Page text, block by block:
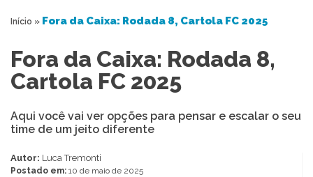
Início » Fora da Caixa: Rodada 8, Cartola FC 2025
Fora da Caixa: Rodada 8,
Cartola FC 2025
Aqui você vai ver opções para pensar e escalar o seu
time de um jeito diferente
Autor: Luca Tremonti
Postado em: 10 de maio de 2025